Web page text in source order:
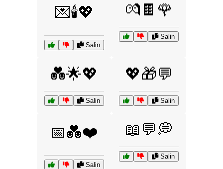
💌🕯️💖
Salin
💏🍫🌹
Salin
💑🌟💖
Salin
💖🎁💬
Salin
📅💑❤️
Salin
📖💬💭
Salin